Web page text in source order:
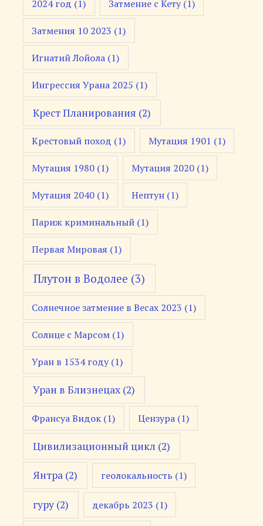
2024 год (1) Затмение с Кету(1)
Затмения 10 2023 (1)
Игнатий Лойола (1)
Ингрессия Урана 2025 (1)
Крест Планирования (2)
Крестовый поход (1) Мутация 1901 (1)
Мутация 1980 (1) Мутация 2020 (1)
Мутация 2040 (1) Нептун (1)
Париж криминальный (1)
Первая Мировая (1)
Плутон в Водолее (3)
Солнечное затмение в Весах 2023 (1)
Солнце с Марсом (1)
Уран в 1534 году(1)
Уран в Близнецах(2)
Франсуа Видок (1) Цензура (1)
Цивилизационный цикл (2)
Янтра(2) геолокальность (1)
гуру(2) декабрь 2023 (1)